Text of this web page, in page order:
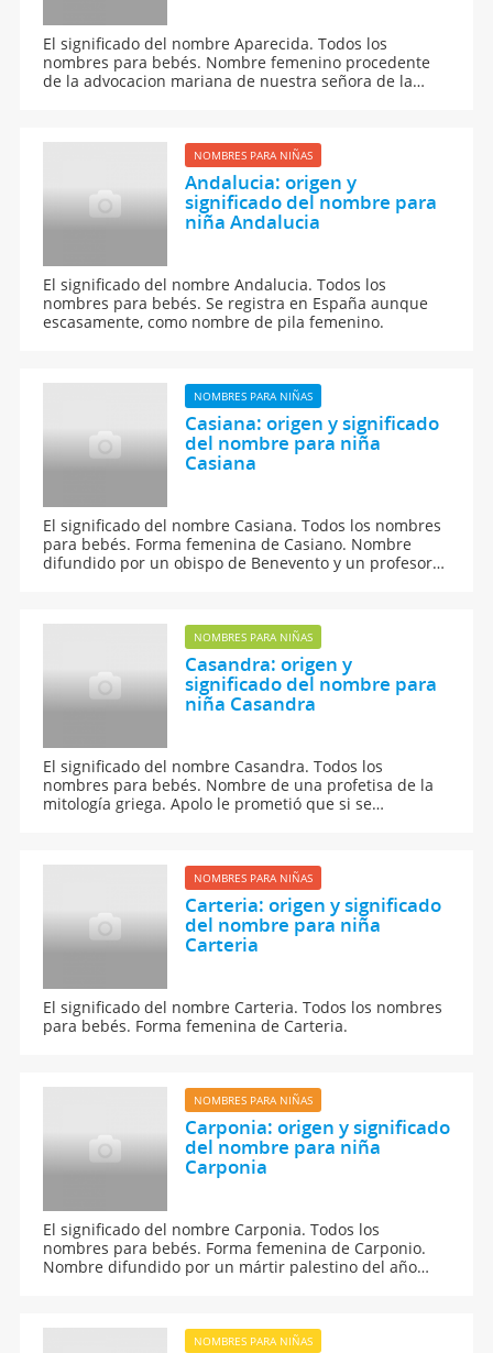
El significado del nombre Aparecida. Todos los
nombres para bebés. Nombre femenino procedente
de la advocacion mariana de nuestra señora de la
Virgen.
NOMBRES PARA NIÑAS
Andalucia: origen y
significado del nombre para
niña Andalucia
El significado del nombre Andalucia. Todos los
nombres para bebés. Se registra en España aunque
escasamente, como nombre de pila femenino.
NOMBRES PARA NIÑAS
Casiana: origen y significado
del nombre para niña
Casiana
El significado del nombre Casiana. Todos los nombres
para bebés. Forma femenina de Casiano. Nombre
difundido por un obispo de Benevento y un profesor
NOMBRES PARA NIÑAS
Casandra: origen y
significado del nombre para
niña Casandra
El significado del nombre Casandra. Todos los
nombres para bebés. Nombre de una profetisa de la
mitología griega. Apolo le prometió que si se
NOMBRES PARA NIÑAS
Carteria: origen y significado
del nombre para niña
Carteria
El significado del nombre Carteria. Todos los nombres
para bebés. Forma femenina de Carteria.
NOMBRES PARA NIÑAS
Carponia: origen y significado
del nombre para niña
Carponia
El significado del nombre Carponia. Todos los
nombres para bebés. Forma femenina de Carponio.
Nombre difundido por un mártir palestino del año
NOMBRES PARA NIÑAS